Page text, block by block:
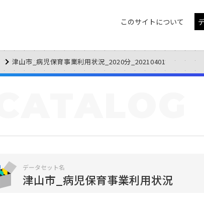
このサイトについて
津山市_病児保育事業利用状況_2020分_20210401
データセット名
津山市_病児保育事業利用状況